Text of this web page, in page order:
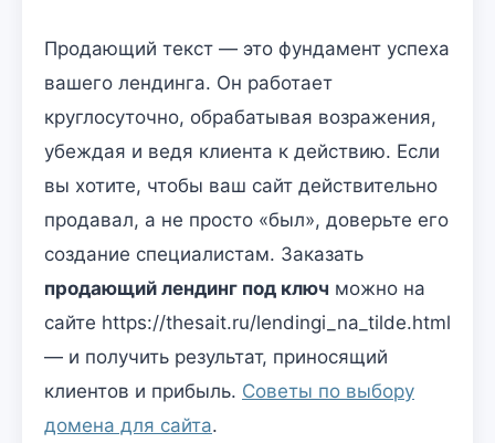
Продающий текст — это фундамент успеха
вашего лендинга. Он работает
круглосуточно, обрабатывая возражения,
убеждая и ведя клиента к действию. Если
вы хотите, чтобы ваш сайт действительно
продавал, а не просто «был», доверьте его
создание специалистам. Заказать
продающий лендинг под ключ можно на
сайте https://thesait.ru/lendingi_na_tilde.html
— и получить результат, приносящий
клиентов и прибыль. Советы по выбору
домена для сайта.